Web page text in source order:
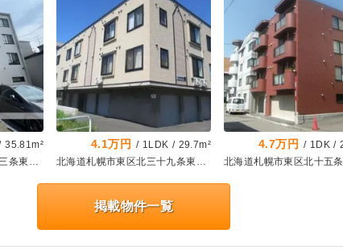
35.81m²
北海道札幌市東区北二十三条東18丁目
4.1万円 / 1LDK / 29.7m²
北海道札幌市東区北三十九条東18丁目
4.7万円 / 1DK /
掲載物件一覧